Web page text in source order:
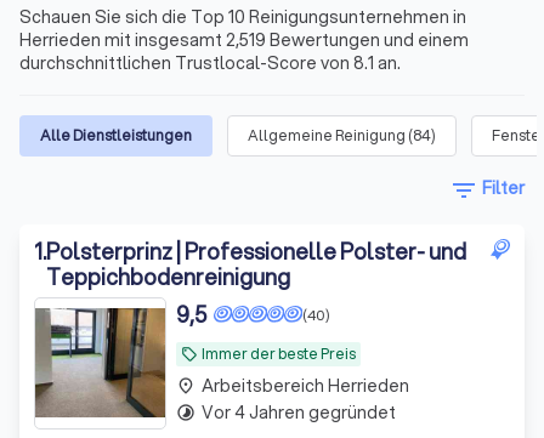
Schauen Sie sich die Top 10 Reinigungsunternehmen in
Herrieden mit insgesamt 2,519 Bewertungen und einem
durchschnittlichen Trustlocal-Score von 8.1 an.
Alle Dienstleistungen Allgemeine Reinigung (84)
filter_list Filter
1.Polsterprinz | Professionelle Polster- und
Teppichbodenreinigung
local_offer Immer der beste Preis
(40)
9,5
place Arbeitsbereich Herrieden
timelapse Vor 4 Jahren gegründet